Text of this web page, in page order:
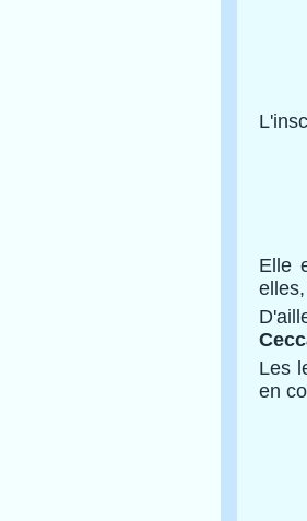
Elle
Les
en